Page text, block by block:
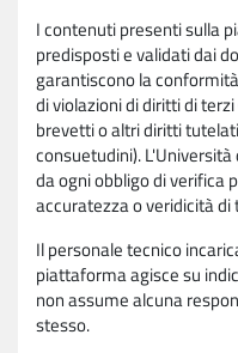
I contenuti presenti sulla
predisposti e validati dai
garantiscono la
di violazioni di diritti di
brevetti o altri diritti
consuetudini).
da ogni obbligo di verifica
accuratezza o veridicità
Il personale tecnico
piattaforma agisce su
non assume alcuna
stesso.